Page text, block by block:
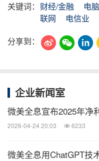
关键词： 财经/金融 电
联网
电信业
分享到：
企业新闻室
微美全息宣布2025年净
2026-04-24 20:03 6233
微美全息用ChatGPT技